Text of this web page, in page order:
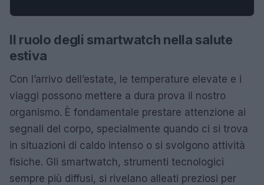
Il ruolo degli smartwatch nella salute
estiva
Con l’arrivo dell’estate, le temperature elevate e i
viaggi possono mettere a dura prova il nostro
organismo. È fondamentale prestare attenzione ai
segnali del corpo, specialmente quando ci si trova
in situazioni di caldo intenso o si svolgono attività
fisiche. Gli smartwatch, strumenti tecnologici
sempre più diffusi, si rivelano alleati preziosi per